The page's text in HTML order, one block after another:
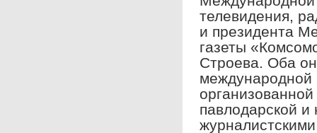
телевидения,
и президента
газеты «
Строева. Оба
павлодарской и